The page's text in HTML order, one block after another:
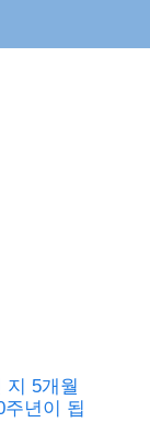
지 5개월
년이 됩